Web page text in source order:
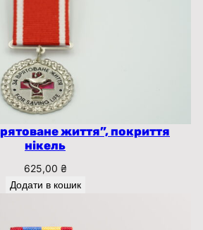
життя”, покриття
нікель
625,00 ₴
Додати в кошик